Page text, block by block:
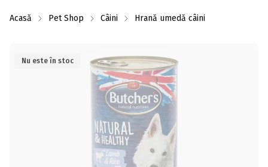
Acasă Pet Shop Câini Hrană umedă câini
Nu este în stoc